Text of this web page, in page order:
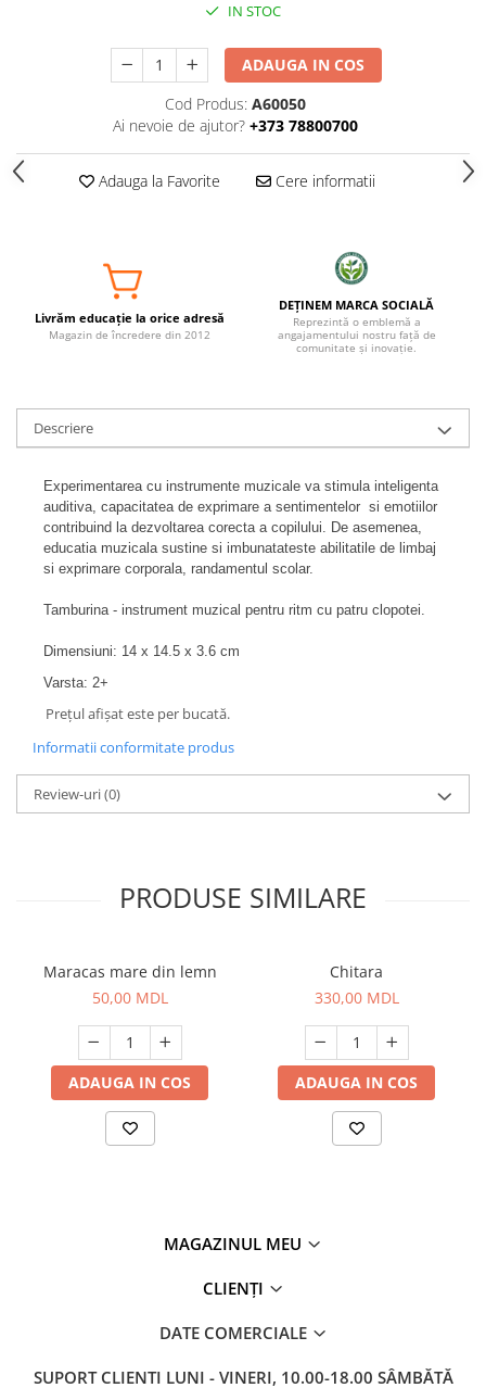
IN STOC
ADAUGA IN COS
Cod Produs: A60050
Ai nevoie de ajutor? +373 78800700
Adauga la Favorite Cere informatii
Livrăm educație la orice adresă
Magazin de încredere din 2012
DEȚINEM MARCA SOCIALĂ
Reprezintă o emblemă a
angajamentului nostru față de
comunitate și inovație.
Descriere
Experimentarea cu instrumente muzicale va stimula inteligenta
auditiva, capacitatea de exprimare a sentimentelor si emotiilor
contribuind la dezvoltarea corecta a copilului. De asemenea,
educatia muzicala sustine si imbunatateste abilitatile de limbaj
si exprimare corporala, randamentul scolar.
Tamburina - instrument muzical pentru ritm cu patru clopotei.
Dimensiuni: 14 x 14.5 x 3.6 cm
Varsta: 2+
Prețul afișat este per bucată.
Informatii conformitate produs
Review-uri(0)
PRODUSE SIMILARE
Maracas mare din lemn
50,00 MDL
ADAUGA IN COS
Chitara
330,00 MDL
ADAUGA IN COS
MAGAZINUL MEU
CLIENȚI
DATE COMERCIALE
SUPORT CLIENTI LUNI - VINERI, 10.00-18.00 SÂMBĂTĂ